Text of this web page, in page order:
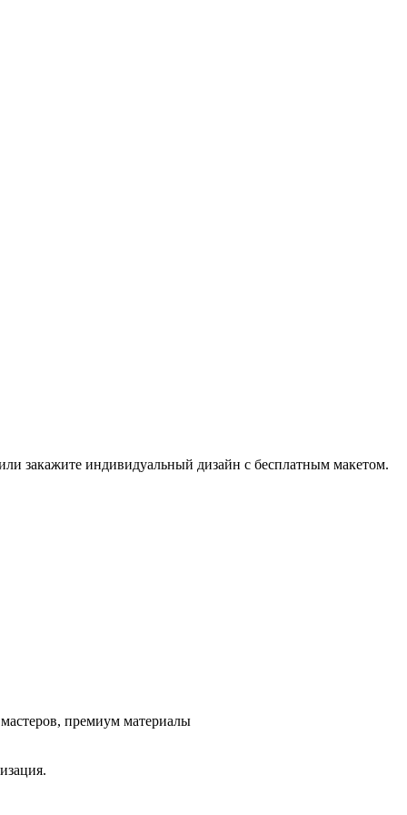
закажите индивидуальный дизайн с бесплатным макетом.
премиум материалы